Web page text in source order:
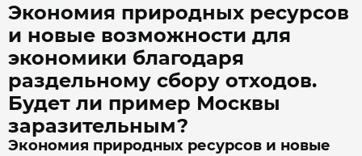
Экономия природных ресурсов
и новые возможности для
экономики благодаря
раздельному сбору отходов.
Будет ли пример Москвы
заразительным?
Экономия природных ресурсов и новые